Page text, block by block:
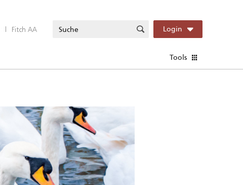
| Fitch AA Login
Tools